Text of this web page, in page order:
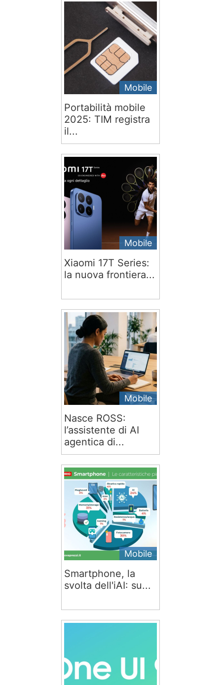
Mobile
Portabilità mobile
2025: TIM registra
il...
Mobile
Xiaomi 17T Series:
la nuova frontiera...
Mobile
Nasce ROSS:
l’assistente di AI
agentica di...
Mobile
Smartphone, la
svolta dell'iAI: su...